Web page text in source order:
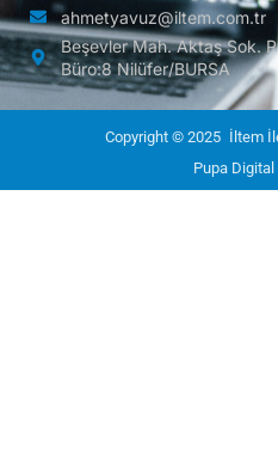
ahmetyavuz@iltem.com.tr
Beşevler Mah. Aktaş Sok.
Büro:8 Nilüfer/BURSA
Copyright © 2025 İltem
Pupa